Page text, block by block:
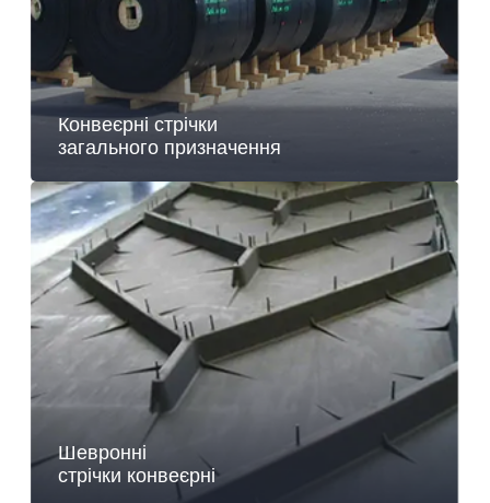
Конвеєрні стрічки
загального призначення
Шевронні
стрічки конвеєрні